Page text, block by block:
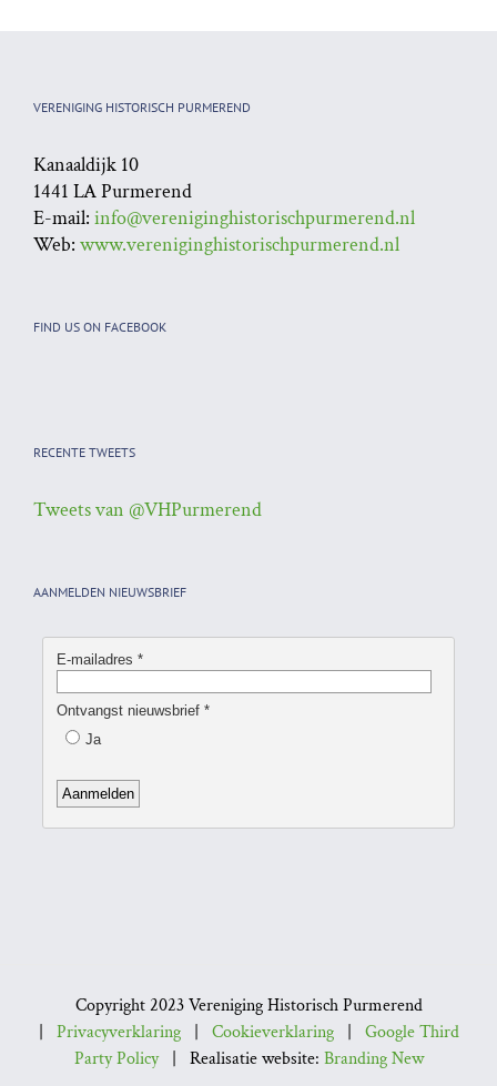
VERENIGING HISTORISCH PURMEREND
Kanaaldijk 10
1441 LA Purmerend
E-mail: info@vereniginghistorischpurmerend.nl
Web: www.vereniginghistorischpurmerend.nl
FIND US ON FACEBOOK
RECENTE TWEETS
Tweets van @VHPurmerend
AANMELDEN NIEUWSBRIEF
Copyright 2023 Vereniging Historisch Purmerend
Privacyverklaring| Cookieverklaring| Google Third
Party Policy| Realisatie website: Branding New